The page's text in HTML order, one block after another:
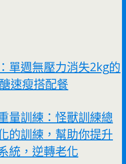
單週無壓力消失2kg的
速瘦搭配餐
量訓練：怪獸訓練總
的訓練，幫助你提升
統，逆轉老化